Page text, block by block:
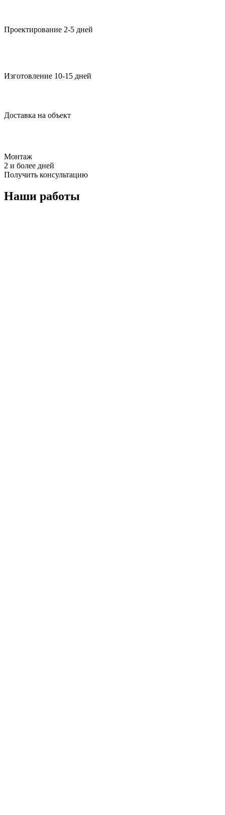
Проектирование 2-5 дней
Изготовление 10-15 дней
Доставка на объект
Монтаж
2 и более дней
Получить консультацию
Наши работы